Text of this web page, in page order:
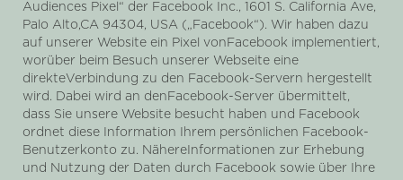
Audiences Pixel“ der Facebook Inc., 1601 S. California Ave,
Palo Alto,CA 94304, USA („Facebook“). Wir haben dazu
auf unserer Website ein Pixel vonFacebook implementiert,
worüber beim Besuch unserer Webseite eine
direkteVerbindung zu den Facebook-Servern hergestellt
wird. Dabei wird an denFacebook-Server übermittelt,
dass Sie unsere Website besucht haben und Facebook
ordnet diese Information Ihrem persönlichen Facebook-
Benutzerkonto zu. NähereInformationen zur Erhebung
und Nutzung der Daten durch Facebook sowie über Ihre